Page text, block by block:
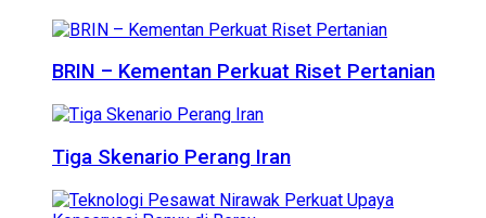
BRIN – Kementan Perkuat Riset Pertanian
Tiga Skenario Perang Iran